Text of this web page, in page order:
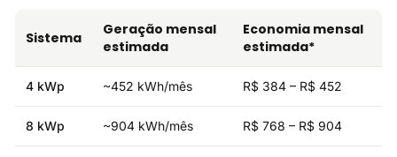
Sistema
Geração mensal
estimada
Economia mensal
estimada*
4 kWp ~452 kWh/mês R$ 384 – R$ 452
8 kWp ~904 kWh/mês R$ 768 – R$ 904